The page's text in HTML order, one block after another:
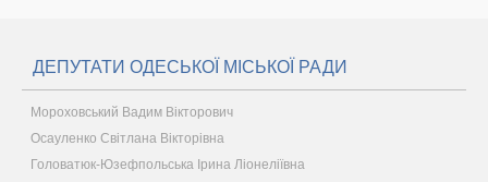
ДЕПУТАТИ ОДЕСЬКОЇ МІСЬКОЇ РАДИ
Мороховський Вадим Вікторович
Осауленко Світлана Вікторівна
Головатюк-Юзефпольська Ірина Ліонеліївна